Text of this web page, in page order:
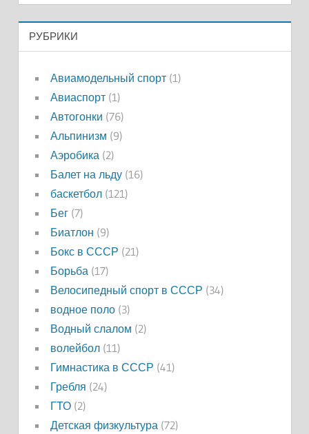
РУБРИКИ
Авиамодельный спорт(1)
Авиаспорт(1)
Автогонки (76)
Альпинизм (9)
Аэробика(2)
Балет на льду(16)
баскетбол(121)
Бег(7)
Биатлон (9)
Бокс в СССР (21)
Борьба(17)
Велосипедный спорт в СССР (34)
водное поло(3)
Водный слалом (2)
волейбол(11)
Гимнастика в СССР (41)
Гребля (24)
ГТО(2)
Детская физкультура(72)